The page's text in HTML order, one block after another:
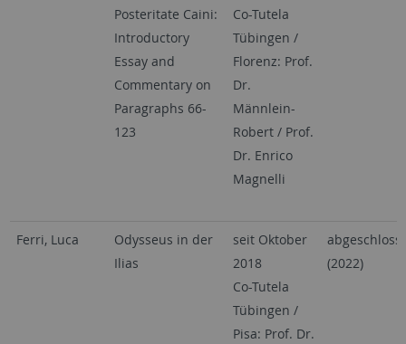
Posteritate Caini:
Introductory
Essay and
Commentary on
Paragraphs 66-
123
Co-Tutela
Tübingen /
Florenz: Prof.
Dr.
Männlein-
Robert / Prof.
Dr. Enrico
Magnelli
Ferri, Luca
Odysseus in der
Ilias
seit Oktober
2018
Co-Tutela
Tübingen /
Pisa: Prof. Dr.
(2022)